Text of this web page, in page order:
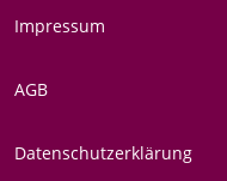
Impressum
AGB
Datenschutzerklärung